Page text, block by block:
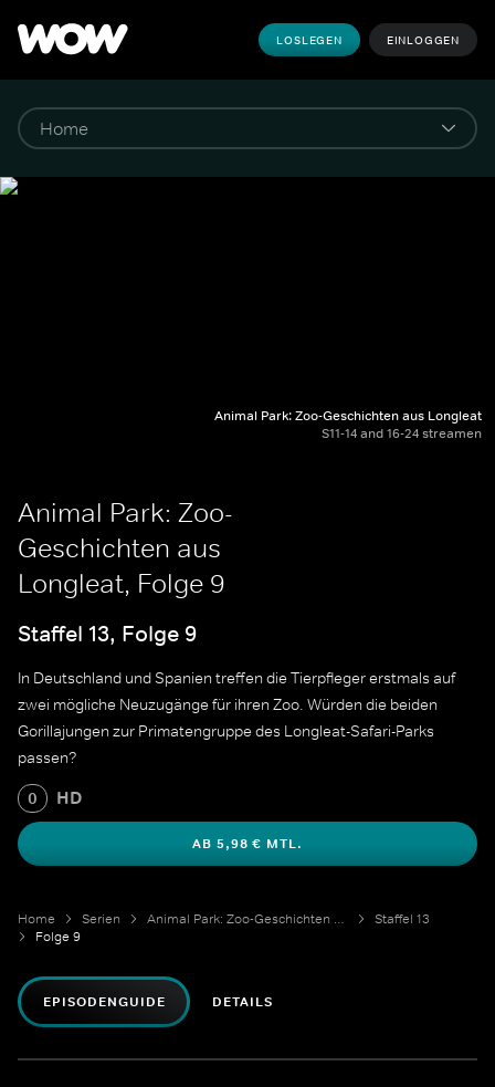
LOSLEGEN EINLOGGEN
Animal Park: Zoo-Geschichten aus Longleat
S11-14 and 16-24 streamen
Animal Park: Zoo-
Geschichten aus
Longleat, Folge 9
Staffel 13, Folge 9
In Deutschland und Spanien treffen die Tierpfleger erstmals auf
zwei mögliche Neuzugänge für ihren Zoo. Würden die beiden
Gorillajungen zur Primatengruppe des Longleat-Safari-Parks
passen?
0 HD
AB 5,98 € MTL.
Home Serien Animal Park: Zoo-Geschichten aus Longleat
Staffel 13
Folge 9
EPISODENGUIDE DETAILS